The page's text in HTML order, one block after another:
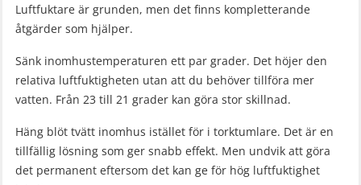
Luftfuktare är grunden, men det finns kompletterande
åtgärder som hjälper.
Sänk inomhustemperaturen ett par grader. Det höjer den
relativa luftfuktigheten utan att du behöver tillföra mer
vatten. Från 23 till 21 grader kan göra stor skillnad.
Häng blöt tvätt inomhus istället för i torktumlare. Det är en
tillfällig lösning som ger snabb effekt. Men undvik att göra
det permanent eftersom det kan ge för hög luftfuktighet